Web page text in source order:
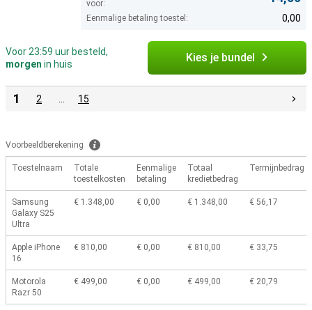
voor:
Eenmalige betaling toestel: 0,00
Voor 23:59 uur besteld,
morgen in huis Kies je bundel
1 2 … 15
Voorbeeldberekening
Toestelnaam
Totale
toestelkosten
Eenmalige
betaling
Totaal
kredietbedrag
Termijnbedrag
Samsung
Galaxy S25
Ultra
€ 1.348,00 € 0,00 € 1.348,00 € 56,17
Apple iPhone
16
€ 810,00 € 0,00 € 810,00 € 33,75
Motorola
Razr 50
€ 499,00 € 0,00 € 499,00 € 20,79